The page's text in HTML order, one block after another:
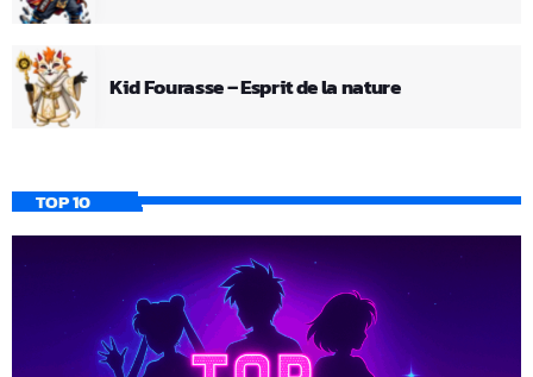
Kid Fourasse – Esprit de la nature
TOP 10